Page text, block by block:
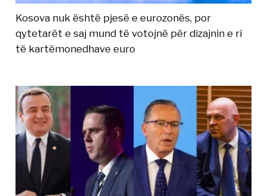
Kosova nuk është pjesë e eurozonës, por
qytetarët e saj mund të votojnë për dizajnin e ri
të kartëmonedhave euro